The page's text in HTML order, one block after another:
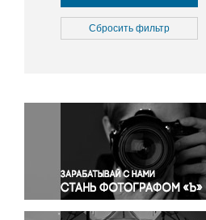
Культура
Медицина
Окружающая среда
Политика
Правосудие
Происшествия и конфликты
Религия
Светская жизнь
Сбросить фильтр